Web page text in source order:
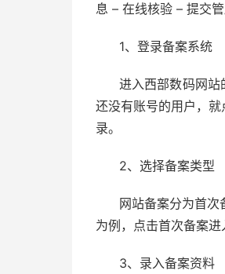
息 – 在线核验 – 提交
1、登录备案系统
进入西部数码网
还没有账号的用户，
录。
2、选择备案类型
网站备案分为首
为例，点击首次备案进
3、录入备案资料